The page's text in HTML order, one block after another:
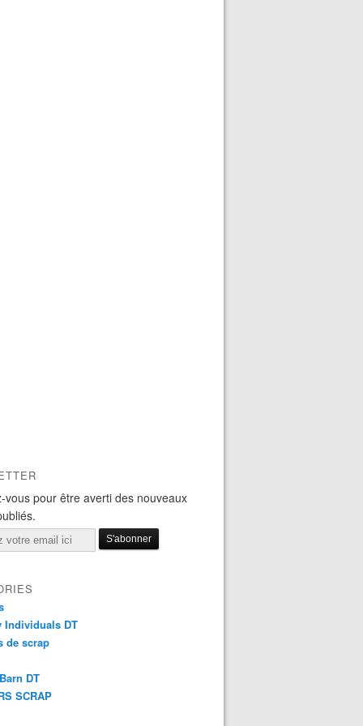
vous pour être averti des nouveaux
Individuals DT
de scrap
DT
SCRAP